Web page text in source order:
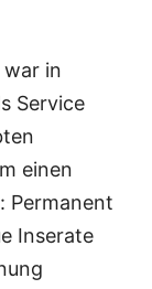
war in
Service
einen
Permanent
Inserate